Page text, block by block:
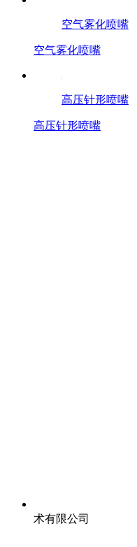
空气雾化喷嘴
空气雾化喷嘴
高压针形喷嘴
高压针形喷嘴
术有限公司